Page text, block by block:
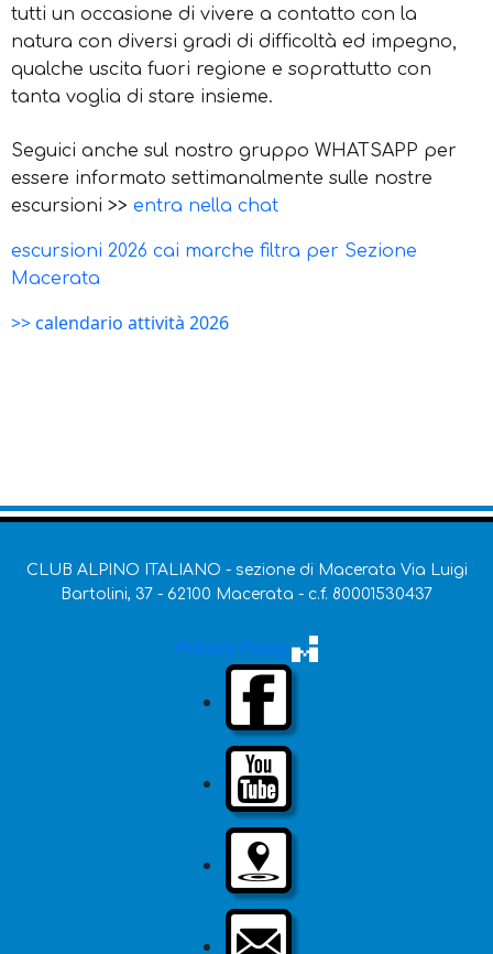
tutti un occasione di vivere a contatto con la
natura con diversi gradi di difficoltà ed impegno,
qualche uscita fuori regione e soprattutto con
tanta voglia di stare insieme.
Seguici anche sul nostro gruppo WHATSAPP per
essere informato settimanalmente sulle nostre
escursioni >> entra nella chat
escursioni 2026 cai marche filtra per Sezione
Macerata
>> calendario attività 2026
CLUB ALPINO ITALIANO - sezione di Macerata Via Luigi
Bartolini, 37 - 62100 Macerata - c.f. 80001530437
Privacy Policy